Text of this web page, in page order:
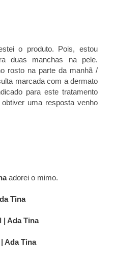
o produto. Pois, estou
duas manchas na pele.
rosto na parte da manhã /
marcada com a dermato
para este tratamento
uma resposta venho
adorei o mimo.
Tina
| Ada Tina
Ada Tina